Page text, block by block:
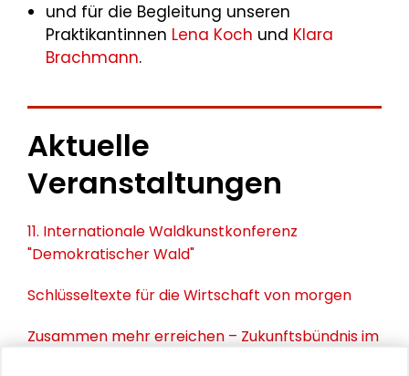
und für die Begleitung unseren
Praktikantinnen Lena Koch und Klara
Brachmann.
Aktuelle
Veranstaltungen
11. Internationale Waldkunstkonferenz
"Demokratischer Wald"
Schlüsseltexte für die Wirtschaft von morgen
Zusammen mehr erreichen – Zukunftsbündnis im